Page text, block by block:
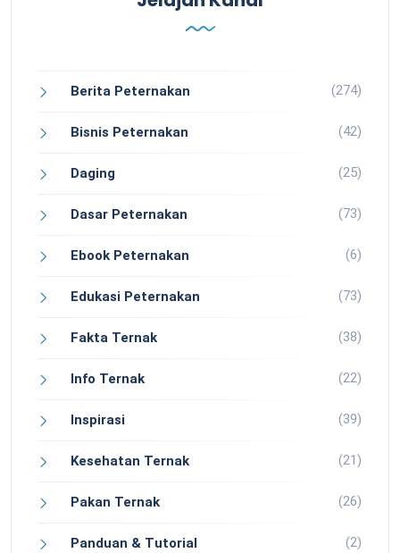
Berita Peternakan (274)
Bisnis Peternakan (42)
Daging (25)
Dasar Peternakan (73)
Ebook Peternakan (6)
Edukasi Peternakan (73)
Fakta Ternak (38)
Info Ternak (22)
Inspirasi (39)
Kesehatan Ternak (21)
Pakan Ternak (26)
Panduan & Tutorial (2)